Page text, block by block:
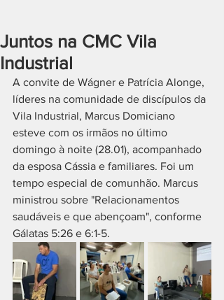
Juntos na CMC Vila
Industrial
A convite de Wágner e Patrícia Alonge,
líderes na comunidade de discípulos da
Vila Industrial, Marcus Domiciano
esteve com os irmãos no último
domingo à noite (28.01), acompanhado
da esposa Cássia e familiares. Foi um
tempo especial de comunhão. Marcus
ministrou sobre "Relacionamentos
saudáveis e que abençoam", conforme
Gálatas 5:26 e 6:1-5.